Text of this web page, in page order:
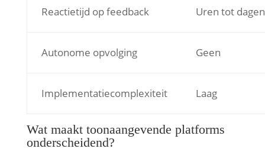
Reactietijd op feedback Uren tot dagen
Autonome opvolging Geen
Implementatiecomplexiteit Laag
Wat maakt toonaangevende platforms
onderscheidend?